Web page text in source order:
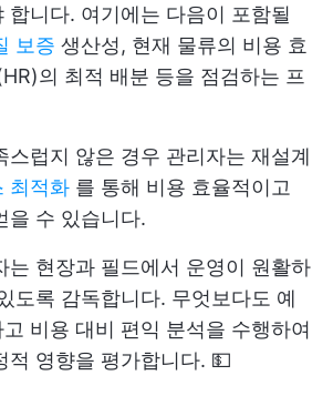
합니다. 여기에는 다음이 포함될
보증 생산성, 현재 물류의 비용 효
의 최적 배분 등을 점검하는 프
스럽지 않은 경우 관리자는 재설계
최적화 를 통해 비용 효율적이고
을 수 있습니다.
는 현장과 필드에서 운영이 원활하
도록 감독합니다. 무엇보다도 예
비용 대비 편익 분석을 수행하여
적 영향을 평가합니다. 💵